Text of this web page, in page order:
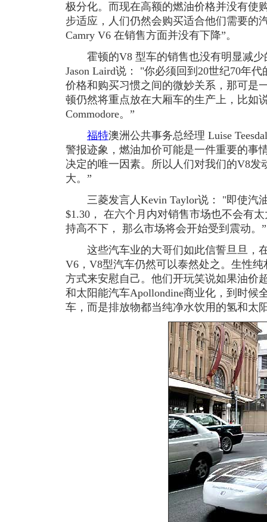
极分化。而现在高额的燃油价格并没有使
步适应，人们仍然会购买适合他们需要的
Camry V6 在销售方面并没有下降”。
霍顿的V8 型车的销售也没有明显减少
Jason Laird说： "你必须回到20世纪70年
价格和购买习惯之间的微妙关系，那可是
顿仍然将重点放在大厢车的生产上，比如
Commodore。”
福特澳洲公共事务总经理 Luise
警报迹象，燃油加价可能是一件重要的事
决定的唯一因素。所以人们对我们的V8发
大。”
三菱发言人Kevin Taylor说： "即使汽
$1.30， 在六个月内对销售市场也不会有
持高不下， 那么市场将会开始受到震动。”
这些汽车业的大哥们如此信誓旦旦，
V6，V8型汽车仍然可以泰然处之。生性
方式来安慰自己。他们开玩笑说如果油价
和太阳能汽车Apollondine商业化，到时候
车，而是排放物都当纯净水饮用的氢和太